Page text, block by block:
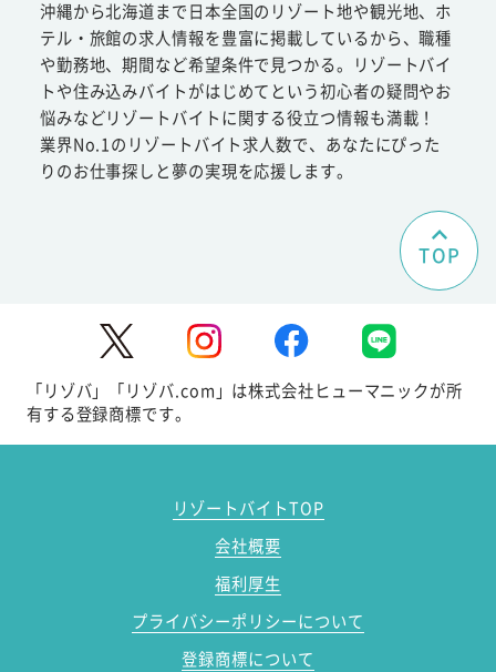
沖縄から北海道まで日本全国のリゾート地や観光地、ホ
テル・旅館の求人情報を豊富に掲載しているから、職種
や勤務地、期間など希望条件で見つかる。リゾートバイ
トや住み込みバイトがはじめてという初心者の疑問やお
悩みなどリゾートバイトに関する役立つ情報も満載！
業界No.1のリゾートバイト求人数で、あなたにぴった
りのお仕事探しと夢の実現を応援します。
TOP
「リゾバ」「リゾバ.com」は株式会社ヒューマニックが所
有する登録商標です。
リゾートバイトTOP
会社概要
福利厚生
プライバシーポリシーについて
登録商標について